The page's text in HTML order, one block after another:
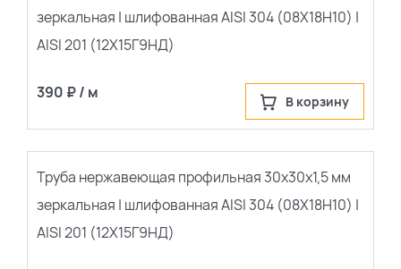
зеркальная | шлифованная AISI 304 (08Х18Н10) |
AISI 201 (12Х15Г9НД)
390 ₽ / м В корзину
Труба нержавеющая профильная 30х30х1,5 мм
зеркальная | шлифованная AISI 304 (08Х18Н10) |
AISI 201 (12Х15Г9НД)